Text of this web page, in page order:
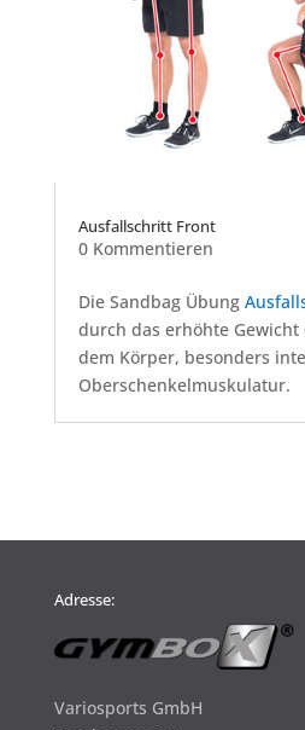
Ausfallschritt Front
0 Kommentieren
Die Sandbag Übung
durch das erhöhte Gewicht
dem Körper, besonders
Oberschenkelmuskulatur.
Adresse:
Variosports GmbH